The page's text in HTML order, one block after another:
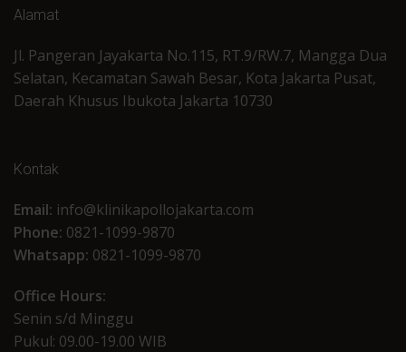
Alamat
Jl. Pangeran Jayakarta No.115, RT.9/RW.7, Mangga Dua
Selatan, Kecamatan Sawah Besar, Kota Jakarta Pusat,
Daerah Khusus Ibukota Jakarta 10730
Kontak
Email: info@klinikapollojakarta.com
Phone: 0821-1099-9870
Whatsapp: 0821-1099-9870
Office Hours:
Senin s/d Minggu
Pukul: 09.00-19.00 WIB